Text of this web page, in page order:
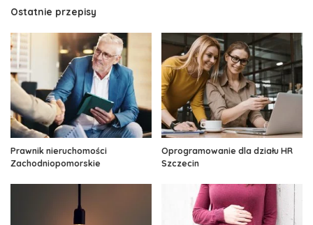
Ostatnie przepisy
Prawnik nieruchomości
Zachodniopomorskie
Oprogramowanie dla działu HR
Szczecin